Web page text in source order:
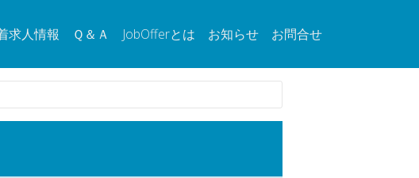
求人情報 Ｑ＆Ａ JobOfferとは お知らせ お問合せ